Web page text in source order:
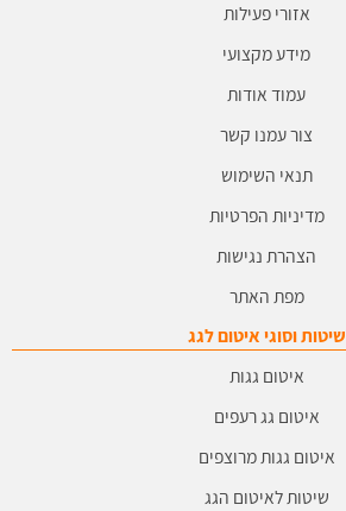
אזורי פעילות
מידע מקצועי
עמוד אודות
צור עמנו קשר
תנאי השימוש
מדיניות הפרטיות
הצהרת נגישות
מפת האתר
שיטות וסוגי איטום לגג
איטום גגות
איטום גג רעפים
איטום גגות מרוצפים
שיטות לאיטום הגג